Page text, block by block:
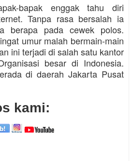
bapak enggak tahu diri
Tanpa rasa bersalah ia
berapa pada cewek polos.
umur malah bermain-main
ini terjadi di salah satu kantor
besar di Indonesia.
di daerah Jakarta Pusat
kami: